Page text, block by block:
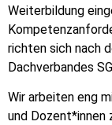
Weiterbildung
richten sich nach
Dachverbandes
Wir arbeiten eng
und Dozent*innen